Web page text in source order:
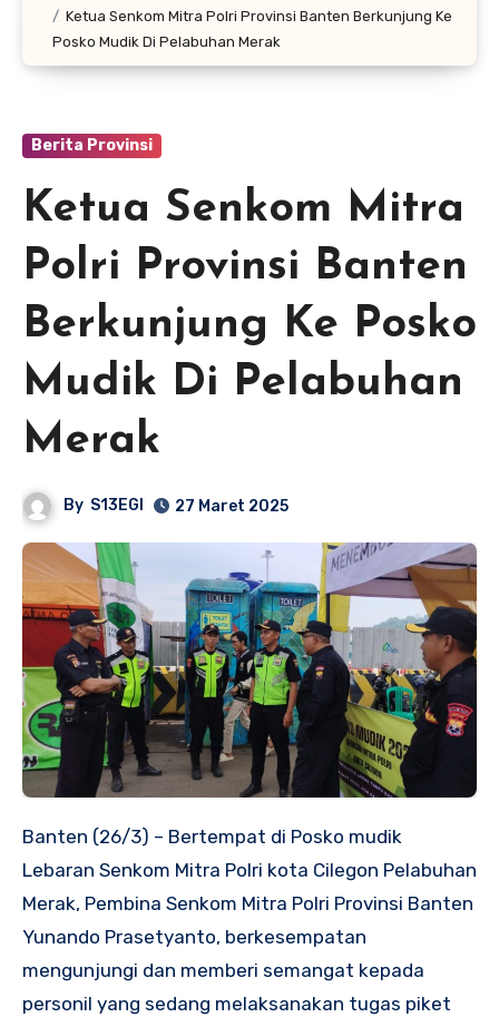
Ketua Senkom Mitra Polri Provinsi Banten Berkunjung Ke
Posko Mudik Di Pelabuhan Merak
Berita Provinsi
Ketua Senkom Mitra
Polri Provinsi Banten
Berkunjung Ke Posko
Mudik Di Pelabuhan
Merak
By S13EGI 27 Maret 2025
Banten (26/3) – Bertempat di Posko mudik
Lebaran Senkom Mitra Polri kota Cilegon Pelabuhan
Merak, Pembina Senkom Mitra Polri Provinsi Banten
Yunando Prasetyanto, berkesempatan
mengunjungi dan memberi semangat kepada
personil yang sedang melaksanakan tugas piket